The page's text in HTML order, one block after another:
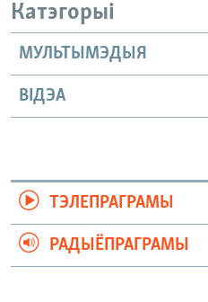
Катэгорыі
МУЛЬТЫМЭДЫЯ
ВІДЭА
ТЭЛЕПРАГРАМЫ
РАДЫЁПРАГРАМЫ